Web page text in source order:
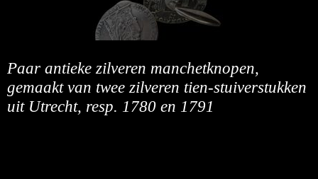
Paar antieke zilveren manchetknopen,
gemaakt van twee zilveren tien-stuiverstukken
uit Utrecht, resp. 1780 en 1791